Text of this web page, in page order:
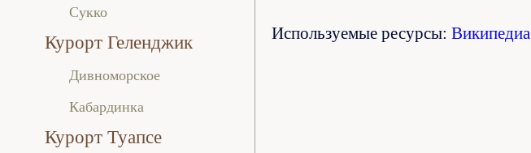
Используемые ресурсы: Википедиа
Сукко
Курорт Геленджик
Дивноморское
Кабардинка
Курорт Туапсе